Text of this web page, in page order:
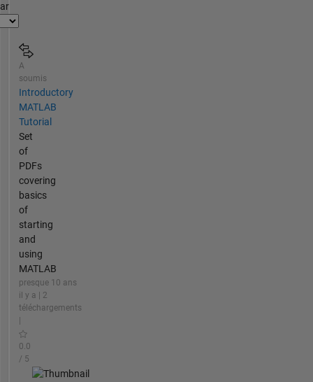
A
soumis
Introductory
MATLAB
Tutorial
Set
of
PDFs
covering
basics
of
starting
and
using
MATLAB
presque 10 ans
il y a | 2
téléchargements
0.0
/ 5